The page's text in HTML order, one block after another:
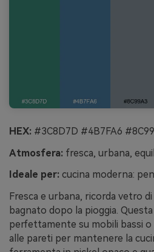
HEX: #3C8D7D #4B7FA6
Atmosfera: fresca, urbana,
Ideale per: cucina moderna:
Fresca e urbana, ricorda vetro
bagnato dopo la pioggia.
perfettamente su mobili bassi
alle pareti per mantenere la